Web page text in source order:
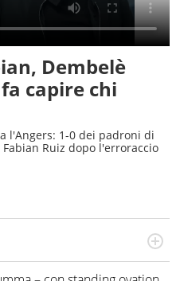
Dembelè
capire chi
l'Angers: 1-0 dei padroni di
Ruiz dopo l'erroraccio
lo sport in tutte le
quando ha modo di